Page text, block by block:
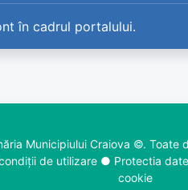
în cadrul portalului.
Municipiului Craiova ©. Toate
de utilizare ● Protectia
cookie